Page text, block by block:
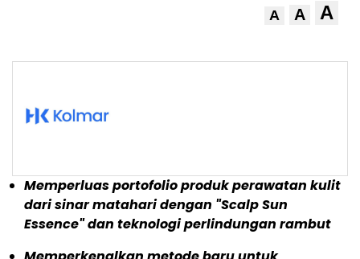
A A A
Memperluas portofolio produk perawatan kulit
dari sinar matahari dengan "Scalp Sun
Essence" dan teknologi perlindungan rambut